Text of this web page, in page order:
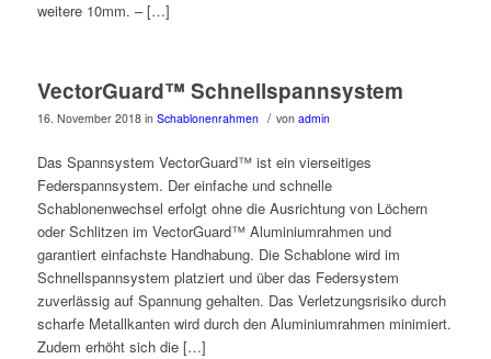
weitere 10mm. – […]
VectorGuard™ Schnellspannsystem
16. November 2018 in Schablonenrahmen / von admin
Das Spannsystem VectorGuard™ ist ein vierseitiges
Federspannsystem. Der einfache und schnelle
Schablonenwechsel erfolgt ohne die Ausrichtung von Löchern
oder Schlitzen im VectorGuard™ Aluminiumrahmen und
garantiert einfachste Handhabung. Die Schablone wird im
Schnellspannsystem platziert und über das Federsystem
zuverlässig auf Spannung gehalten. Das Verletzungsrisiko durch
scharfe Metallkanten wird durch den Aluminiumrahmen minimiert.
Zudem erhöht sich die […]